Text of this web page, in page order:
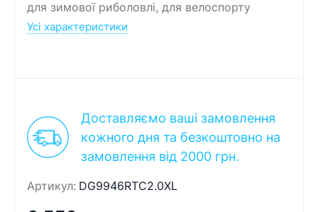
для зимової риболовлі, для велоспорту
Усі характеристики
Доставляємо ваші замовлення
кожного дня та безкоштовно на
замовлення від 2000 грн.
Артикул: DG9946RTC2.0XL